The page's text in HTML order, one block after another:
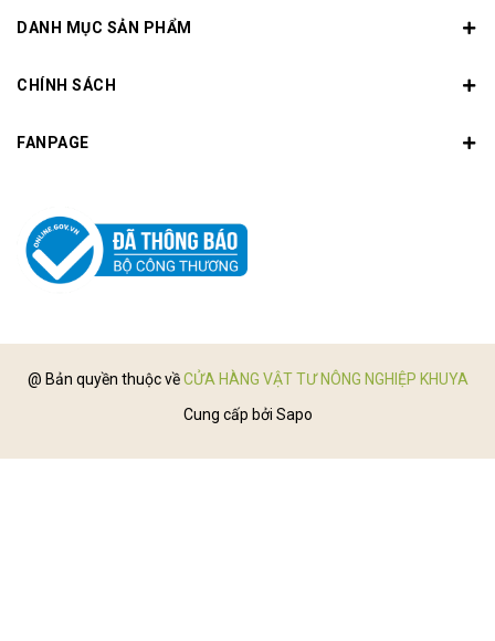
DANH MỤC SẢN PHẨM
CHÍNH SÁCH
FANPAGE
@ Bản quyền thuộc vềCỬA HÀNG VẬT TƯ NÔNG NGHIỆP KHUYA
Cung cấp bởi Sapo